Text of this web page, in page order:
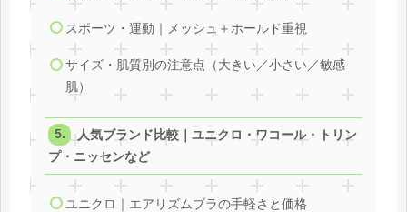
スポーツ・運動｜メッシュ＋ホールド重視
サイズ・肌質別の注意点（大きい／小さい／敏感
肌）
人気ブランド比較｜ユニクロ・ワコール・トリン
プ・ニッセンなど
ユニクロ｜エアリズムブラの手軽さと価格